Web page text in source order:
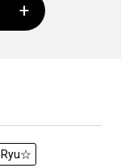
Ryu☆